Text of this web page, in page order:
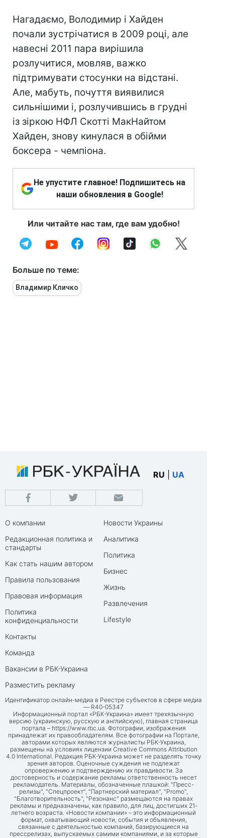
Нагадаємо, Володимир і Хайден
почали зустрічатися в 2009 році, але
навесні 2011 пара вирішила
розлучитися, мовляв, важко
підтримувати стосунки на відстані.
Але, мабуть, почуття виявилися
сильнішими і, розлучившись в грудні
із зіркою НФЛ Скотті МакНайтом
Хайден, знову кинулася в обійми
боксера - чемпіона.
Не упустите главное! Подпишитесь на
наши обновления в Google!
Или читайте нас там, где вам удобно!
Больше по теме:
Владимир Кличко
RU UA
О компании
Редакционная политика и
стандарты
Как стать нашим автором
Правила пользования
Правовая информация
Политика
конфиденциальности
Контакты
Команда
Вакансии в РБК-Украина
Разместить рекламу
Новости Украины
Аналитика
Политика
Бизнес
Жизнь
Развлечения
Lifestyle
Идентификатор онлайн-медиа в Реестре субъектов в сфере медиа
— R40-05347
Информационный портал «РБК-Украина» имеет трехязычную
версию (украинскую, русскую и английскую), главная страница
портала – https://www.rbc.ua. Фотографии, изображения
принадлежат их правообладателям. Все фотографии на Портале,
авторами которых являются журналисты РБК-Украина,
размещены на условиях лицензии Creative Commons Attribution
4.0 International. Редакция РБК-Украина может не разделять точку
зрения авторов. Оценочные суждения не подлежат
опровержению и подтверждению их правдивости. За
достоверность и содержание рекламы ответственность несет
рекламодатель. Материалы, обозначенные плашкой: "Пресс-
релизы", "Спецпроект", "Партнерский материал", "Promo",
"Благотворительность", "Резонанс" размещаются на правах
рекламы и предназначены, как правило, для лиц, достигших 21-
летнего возраста. «Новости компании» – это информационный
формат, охватывающий новости, события и объявления,
связанные с деятельностью компаний, базирующиеся на
прессрелизах, выпускаемых самими компаниями, и за которые